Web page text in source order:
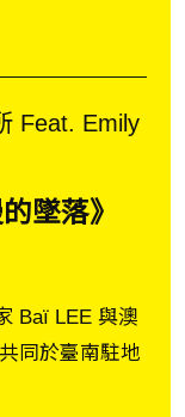
Feat. Emily
墜落》
Baï LEE 與澳
同於臺南駐地